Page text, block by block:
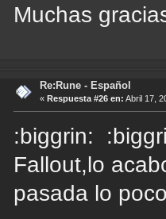
Muchas
Re:Rune - Español
« Respuesta #26 en: Abril 17,
:biggrin:
Fallout,lo
pasada lo